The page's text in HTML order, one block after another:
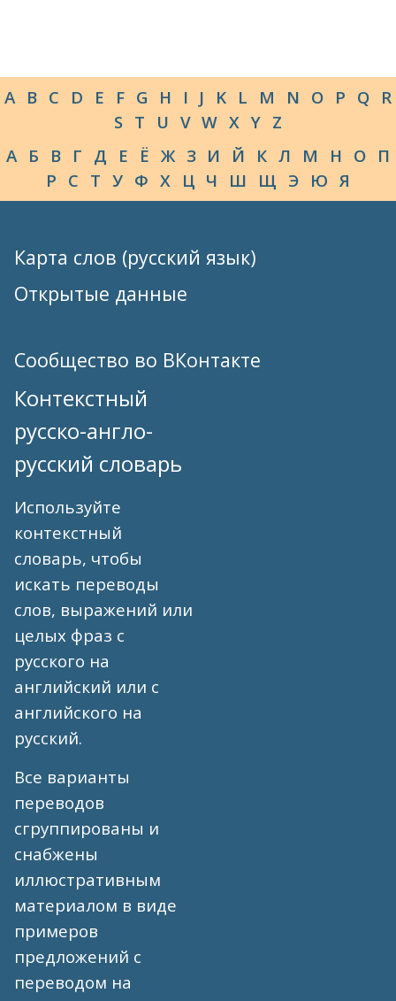
A B C D E F G H I J K L M N O P Q R
S T U V W X Y Z
А Б В Г Д Е Ё Ж З И Й К Л М Н О П
Р С Т У Ф Х Ц Ч Ш Щ Э Ю Я
Карта слов (русский язык)
Открытые данные
Сообщество во ВКонтакте
Контекстный
русско-англо-
русский словарь
Используйте
контекстный
словарь, чтобы
искать переводы
слов, выражений или
целых фраз с
русского на
английский или с
английского на
русский.
Все варианты
переводов
сгруппированы и
снабжены
иллюстративным
материалом в виде
примеров
предложений с
переводом на